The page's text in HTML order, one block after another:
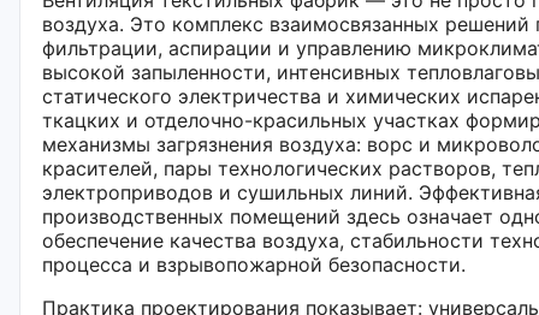
воздуха. Это комплекс взаимосвязанных решений
фильтрации, аспирации и управлению
высокой запыленности, интенсивных
статического электричества и химических
ткацких и отделочно-красильных участках
механизмы загрязнения воздуха: ворс и
красителей, пары технологических растворов,
электроприводов и сушильных линий.
производственных помещений здесь означает
обеспечение качества воздуха, стабильности
процесса и взрывопожарной безопасности.
Практика проектирования показывает: